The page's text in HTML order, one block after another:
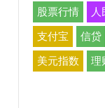
股票行情 人
支付宝 信贷
美元指数 理